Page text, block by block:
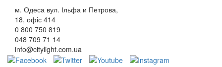
м. Одеса вул. Ільфа и Петрова,
18, офіс 414
0 800 750 819
048 709 71 14
info@citylight.com.ua